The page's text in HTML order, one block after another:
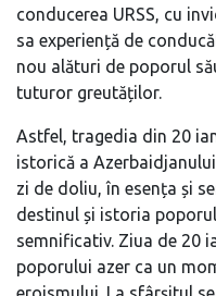
conducerea URSS, cu
sa experiență de
nou alături de poporul
tuturor greutăților.
Astfel, tragedia din 20
istorică a
zi de doliu, în esența și
destinul și istoria
semnificativ. Ziua de 20
poporului azer ca un